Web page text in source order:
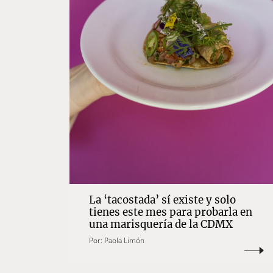
La ‘tacostada’ sí existe y solo
tienes este mes para probarla en
una marisquería de la CDMX
Por: Paola Limón